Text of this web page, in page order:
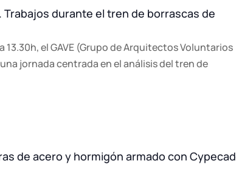
Trabajos durante el tren de borrascas de
13.30h, el GAVE (Grupo de Arquitectos Voluntarios
jornada centrada en el análisis del tren de
de acero y hormigón armado con Cypecad